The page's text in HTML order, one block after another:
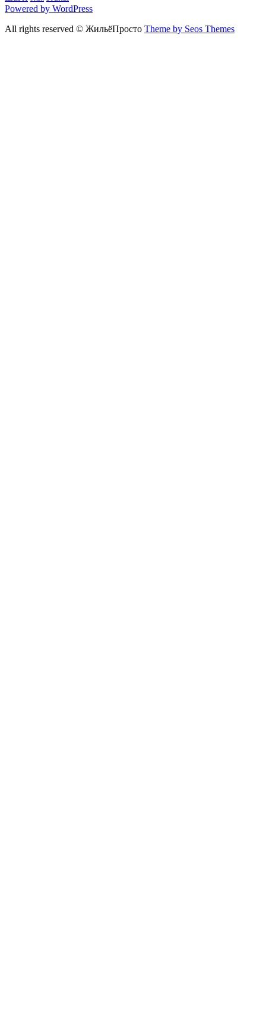
Powered by WordPress
All rights reserved © ЖильёПросто Theme by Seos Themes